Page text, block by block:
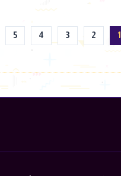
1
2
3
4
5